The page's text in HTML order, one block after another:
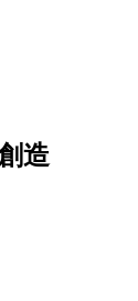
造